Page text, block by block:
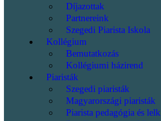
Díjazottak
Partnereink
Szegedi Piarista Iskola
Kollégium
Bemutatkozás
Kollégiumi házirend
Piaristák
Szegedi piaristák
Magyarországi piaristák
Piarista pedagógia és